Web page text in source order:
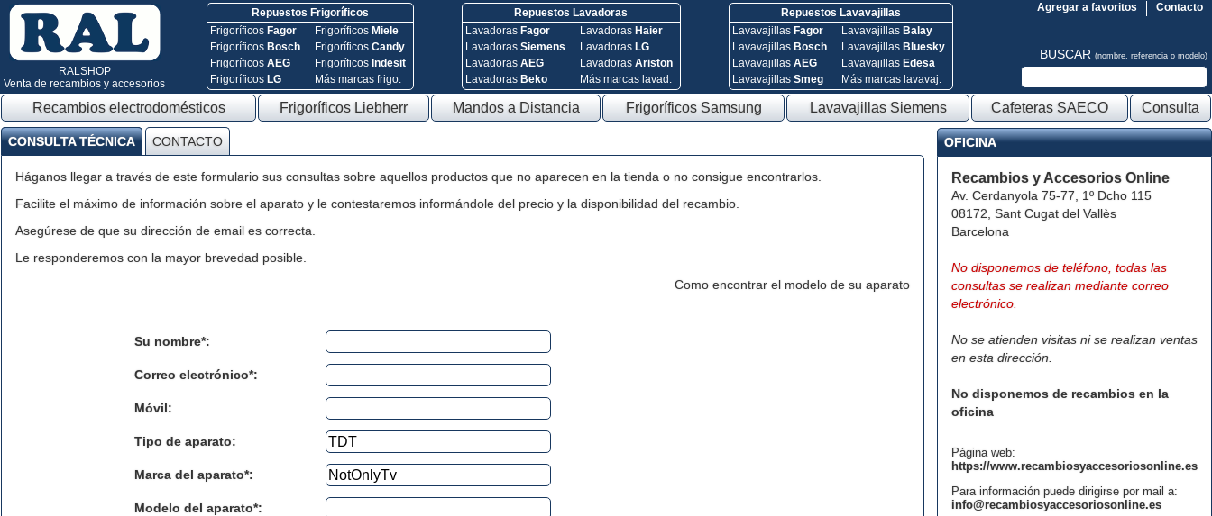
RALSHOP
Venta de recambios y accesorios
Repuestos Frigoríficos
Frigoríficos Fagor
Frigoríficos Bosch
FrigoríficosAEG
Frigoríficos LG
Frigoríficos Miele
FrigoríficosCandy
Frigoríficos Indesit
Más marcas frigo.
Repuestos Lavadoras
Lavadoras Fagor
Lavadoras Siemens
Lavadoras AEG
Lavadoras Beko
Lavadoras Haier
Lavadoras LG
Lavadoras Ariston
Más marcas lavad.
Repuestos Lavavajillas
Lavavajillas Fagor
Lavavajillas Bosch
Lavavajillas AEG
Lavavajillas Smeg
Lavavajillas Balay
Lavavajillas Bluesky
Lavavajillas Edesa
Más marcas lavavaj.
Contacto
Agregar a favoritos
BUSCAR (nombre, referencia o modelo)
Recambios electrodomésticos Frigoríficos Liebherr Mandos a Distancia Frigoríficos Samsung Lavavajillas Siemens Cafeteras SAECO Consulta
CONSULTA TÉCNICA CONTACTO
Háganos llegar a través de este formulario sus consultas sobre aquellos productos que no aparecen en la tienda o no consigue encontrarlos.
Facilite el máximo de información sobre el aparato y le contestaremos informándole del precio y la disponibilidad del recambio.
Asegúrese de que su dirección de email es correcta.
Le responderemos con la mayor brevedad posible.
Como encontrar el modelo de su aparato
Su nombre*:
Correo electrónico*:
Móvil:
Tipo de aparato:
Marca del aparato*:
Modelo del aparato*:
OFICINA
Recambios y Accesorios Online
Av. Cerdanyola 75-77, 1º Dcho 115
08172, Sant Cugat del Vallès
Barcelona
No disponemos de teléfono, todas las
consultas se realizan mediante correo
electrónico.
No se atienden visitas ni se realizan ventas
en esta dirección.
No disponemos de recambios en la
oficina
Página web:
https://www.recambiosyaccesoriosonline.es
Para información puede dirigirse por mail a:
info@recambiosyaccesoriosonline.es